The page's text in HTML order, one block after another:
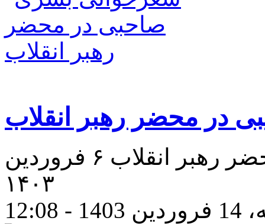
در محضر رهبر انقلاب
شعرخوانی بشری صاحبی در محضر رهبر انقلاب ۶ فروردین
۱۴۰۳